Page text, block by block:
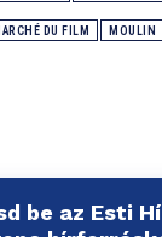
DU FILM MOULIN
be az Esti